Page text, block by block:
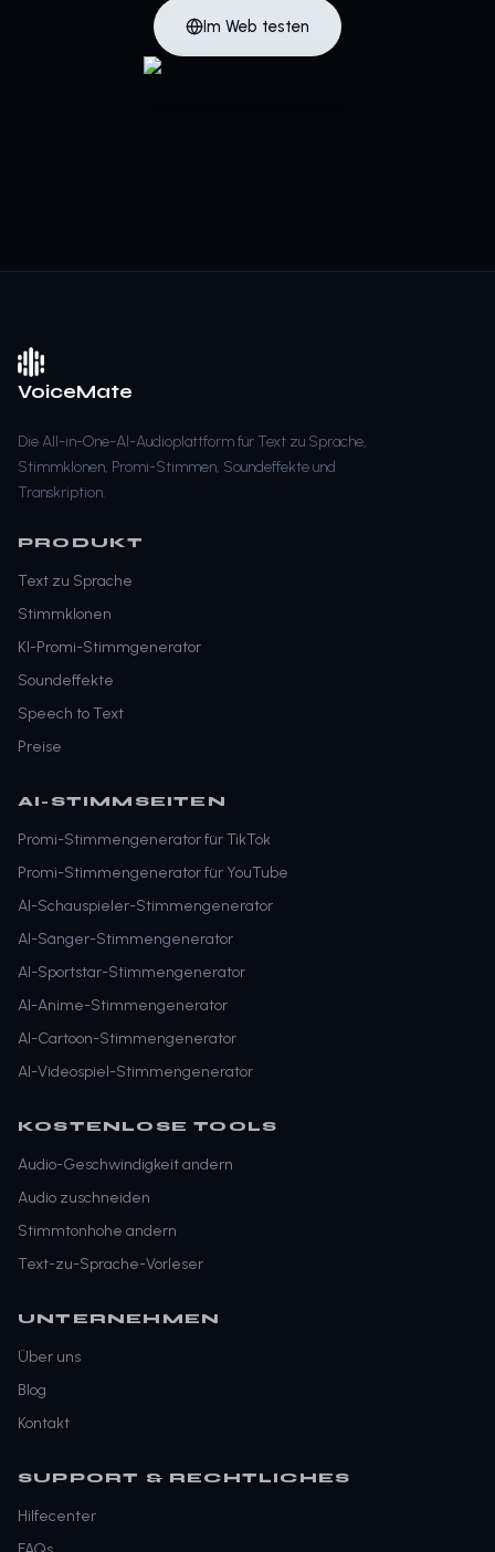
Im Web testen
VoiceMate
Die All-in-One-AI-Audioplattform für Text zu Sprache,
Stimmklonen, Promi-Stimmen, Soundeffekte und
Transkription.
PRODUKT
Text zu Sprache
Stimmklonen
KI-Promi-Stimmgenerator
Soundeffekte
Speech to Text
Preise
AI-STIMMSEITEN
Promi-Stimmengenerator für TikTok
Promi-Stimmengenerator für YouTube
AI-Schauspieler-Stimmengenerator
AI-Sänger-Stimmengenerator
AI-Sportstar-Stimmengenerator
AI-Anime-Stimmengenerator
AI-Cartoon-Stimmengenerator
AI-Videospiel-Stimmengenerator
KOSTENLOSE TOOLS
Audio-Geschwindigkeit andern
Audio zuschneiden
Stimmtonhohe andern
Text-zu-Sprache-Vorleser
UNTERNEHMEN
Über uns
Blog
Kontakt
SUPPORT & RECHTLICHES
Hilfecenter